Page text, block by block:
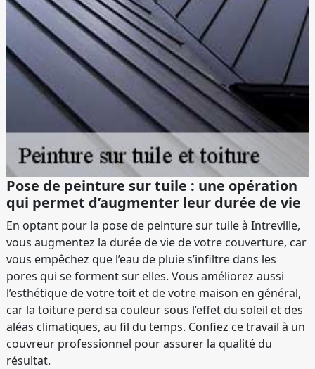
Pose de peinture sur tuile : une opération
qui permet d’augmenter leur durée de vie
En optant pour la pose de peinture sur tuile à Intreville,
vous augmentez la durée de vie de votre couverture, car
vous empêchez que l’eau de pluie s’infiltre dans les
pores qui se forment sur elles. Vous améliorez aussi
l’esthétique de votre toit et de votre maison en général,
car la toiture perd sa couleur sous l’effet du soleil et des
aléas climatiques, au fil du temps. Confiez ce travail à un
couvreur professionnel pour assurer la qualité du
résultat.